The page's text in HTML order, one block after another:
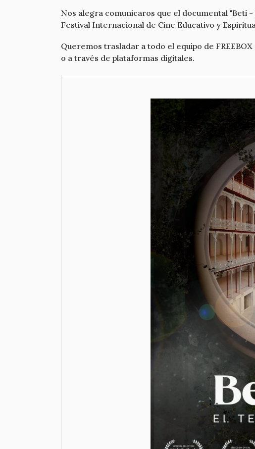
Nos alegra comunicaros que el documental "Beti
Festival Internacional de Cine Educativo y
Queremos trasladar a todo el equipo de
o a través de plataformas digitales.